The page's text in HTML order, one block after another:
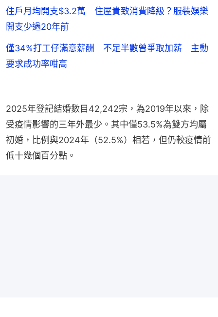
住戶月均開支$3.2萬 住屋貴致消費降級？服裝娛樂
開支少過20年前
僅34%打工仔滿意薪酬 不足半數曾爭取加薪 主動
要求成功率咁高
2025年登記結婚數目42,242宗，為2019年以來，除
受疫情影響的三年外最少。其中僅53.5%為雙方均屬
初婚，比例與2024年（52.5%）相若，但仍較疫情前
低十幾個百分點。